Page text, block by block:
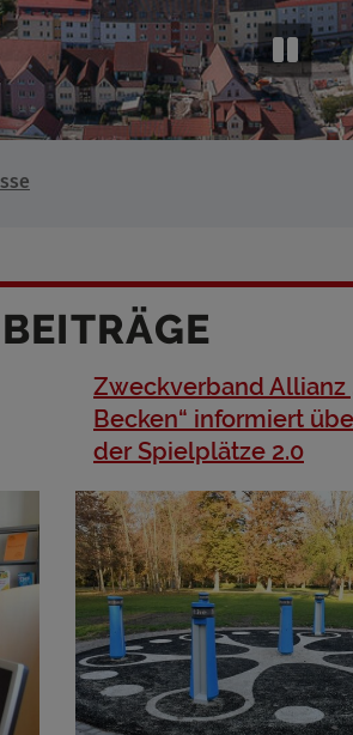
Zweckverband Allianz
Becken“ informiert
der Spielplätze 2.0